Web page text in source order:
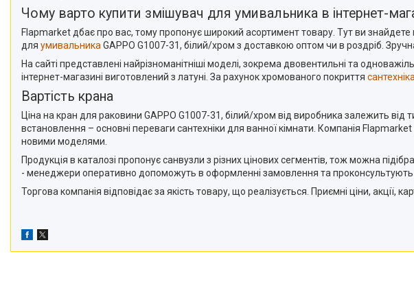
Чому варто купити змішувач для умивальника в інтернет-
Flapmarket дбає про вас, тому пропонує широкий асортимент товару. Тут ви
для умивальника GAPPO G1007-31, білий/хром з доставкою оптом чи в роздріб.
На сайті представлені найрізноманітніші моделі, зокрема двовентильні та
інтернет-магазині виготовлений з латуні. За рахунок хромованого покриття сантехніка
Вартість крана
Ціна на кран для раковини GAPPO G1007-31, білий/хром від виробника залежить
встановлення – основні переваги сантехніки для ванної кімнати. Компанія
новими моделями.
Продукція в каталозі пропонує санвузли з різних цінових сегментів, тож можна
- менеджери оперативно допоможуть в оформленні замовлення та проконсультують
Торгова компанія відповідає за якість товару, що реалізується. Приємні ціни, акції,